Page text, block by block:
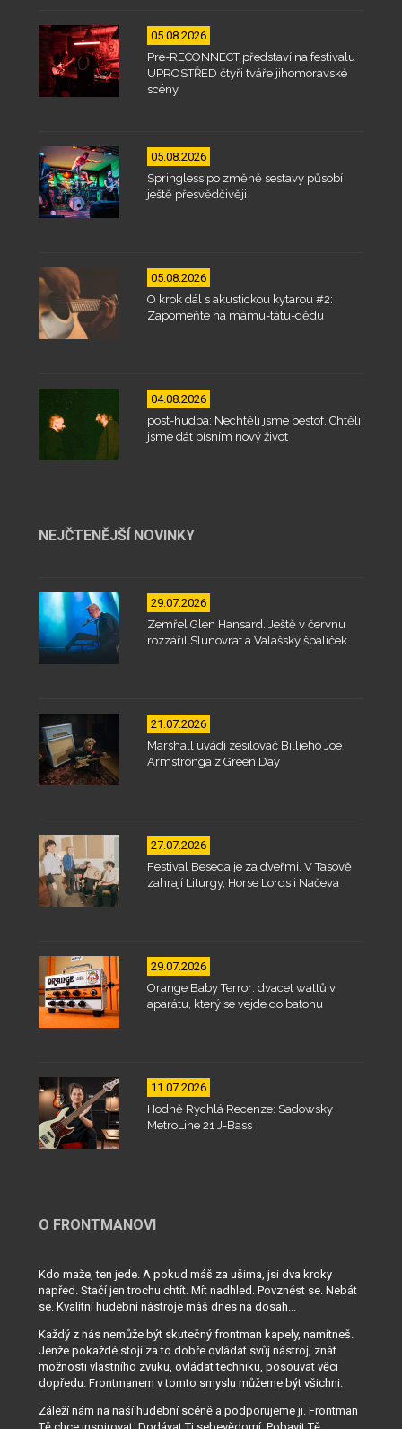
05.08.2026
Pre-RECONNECT představí na festivalu
UPROSTŘED čtyři tváře jihomoravské
scény
05.08.2026
Springless po změně sestavy působí
ještě přesvědčivěji
05.08.2026
O krok dál s akustickou kytarou #2:
Zapomeňte na mámu-tátu-dědu
04.08.2026
post-hudba: Nechtěli jsme bestof. Chtěli
jsme dát písním nový život
NEJČTENĚJŠÍ NOVINKY
29.07.2026
Zemřel Glen Hansard. Ještě v červnu
rozzářil Slunovrat a Valašský špalíček
21.07.2026
Marshall uvádí zesilovač Billieho Joe
Armstronga z Green Day
27.07.2026
Festival Beseda je za dveřmi. V Tasově
zahrají Liturgy, Horse Lords i Načeva
29.07.2026
Orange Baby Terror: dvacet wattů v
aparátu, který se vejde do batohu
11.07.2026
Hodně Rychlá Recenze: Sadowsky
MetroLine 21 J-Bass
O FRONTMANOVI
Kdo maže, ten jede. A pokud máš za ušima, jsi dva kroky
napřed. Stačí jen trochu chtít. Mít nadhled. Povznést se. Nebát
se. Kvalitní hudební nástroje máš dnes na dosah...
Každý z nás nemůže být skutečný frontman kapely, namítneš.
Jenže pokaždé stojí za to dobře ovládat svůj nástroj, znát
možnosti vlastního zvuku, ovládat techniku, posouvat věci
dopředu. Frontmanem v tomto smyslu můžeme být všichni.
Záleží nám na naší hudební scéně a podporujeme ji. Frontman